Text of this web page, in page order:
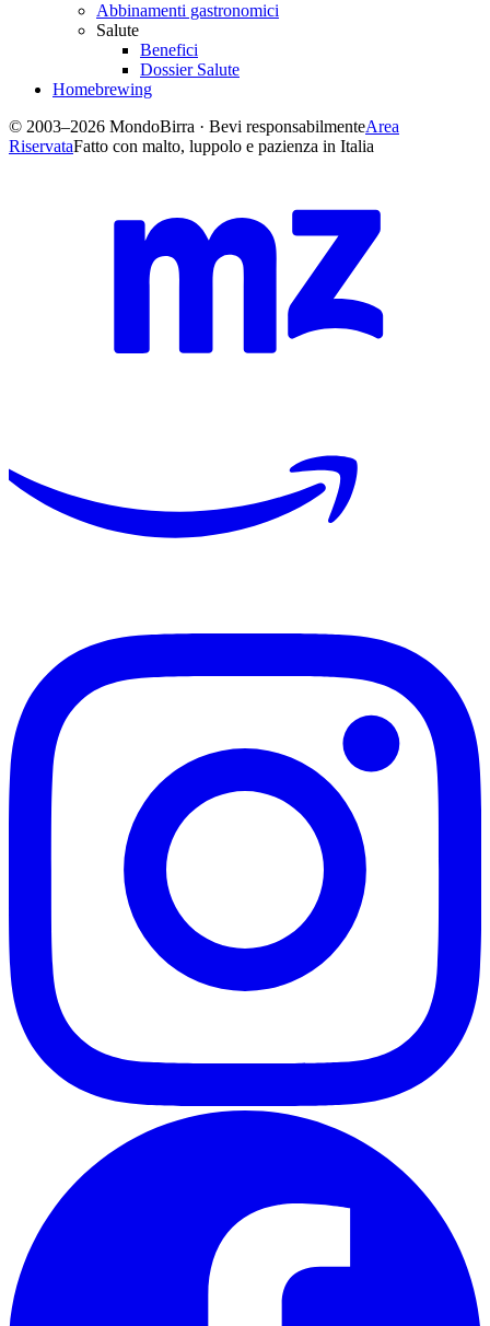
Abbinamenti gastronomici
Salute
Benefici
Dossier Salute
Homebrewing
© 2003–2026 MondoBirra · Bevi responsabilmenteArea
RiservataFatto con malto, luppolo e pazienza in Italia